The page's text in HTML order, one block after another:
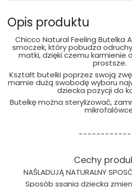
Opis produktu
Chicco Natural Feeling Butelka
smoczek, który pobudza
matki, dzięki czemu karmienie
prostsze.
Kształt butelki poprzez swoją
mamie dużą swobodę wyboru
dziecka pozycji do
Butelkę można sterylizować,
Cechy
NAŚLADUJĄ NATURALNY
Sposób ssania dziecka